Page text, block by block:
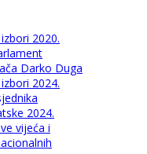
2020.
Darko Duga
2024.
2024.
vijeća i